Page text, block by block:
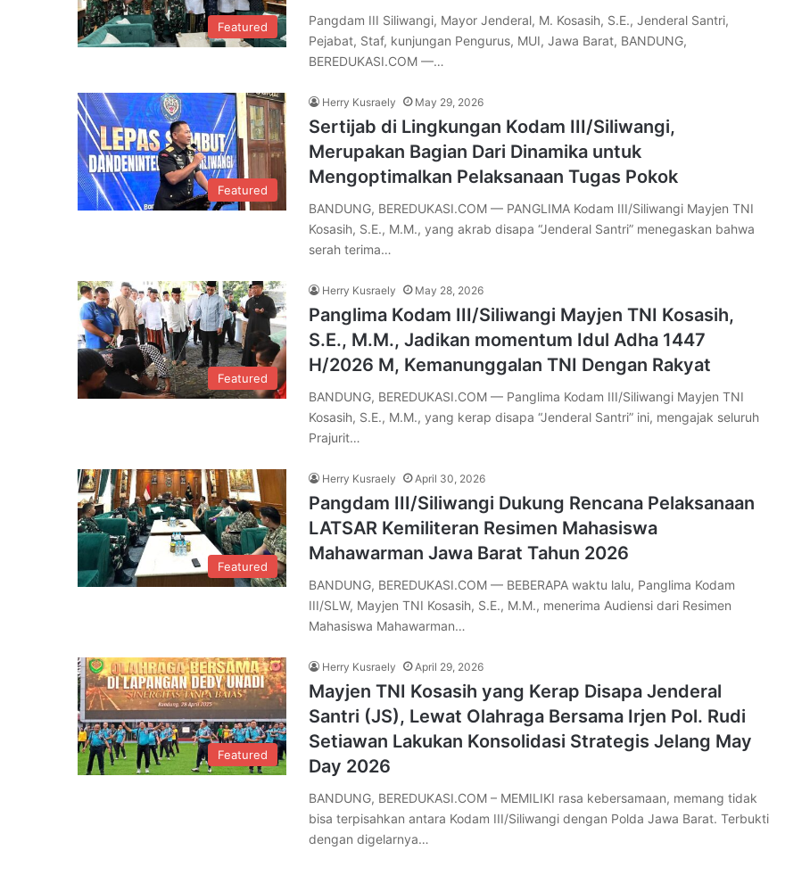
Featured
Pangdam III Siliwangi, Mayor Jenderal, M. Kosasih, S.E., Jenderal Santri,
Pejabat, Staf, kunjungan Pengurus, MUI, Jawa Barat, BANDUNG,
BEREDUKASI.COM —…
Featured
Herry Kusraely May 29, 2026
Sertijab di Lingkungan Kodam III/Siliwangi,
Merupakan Bagian Dari Dinamika untuk
Mengoptimalkan Pelaksanaan Tugas Pokok
BANDUNG, BEREDUKASI.COM — PANGLIMA Kodam III/Siliwangi Mayjen TNI
Kosasih, S.E., M.M., yang akrab disapa “Jenderal Santri” menegaskan bahwa
serah terima…
Featured
Herry Kusraely May 28, 2026
Panglima Kodam III/Siliwangi Mayjen TNI Kosasih,
S.E., M.M., Jadikan momentum Idul Adha 1447
H/2026 M, Kemanunggalan TNI Dengan Rakyat
BANDUNG, BEREDUKASI.COM — Panglima Kodam III/Siliwangi Mayjen TNI
Kosasih, S.E., M.M., yang kerap disapa “Jenderal Santri” ini, mengajak seluruh
Prajurit…
Featured
Herry Kusraely April 30, 2026
Pangdam III/Siliwangi Dukung Rencana Pelaksanaan
LATSAR Kemiliteran Resimen Mahasiswa
Mahawarman Jawa Barat Tahun 2026
BANDUNG, BEREDUKASI.COM — BEBERAPA waktu lalu, Panglima Kodam
III/SLW, Mayjen TNI Kosasih, S.E., M.M., menerima Audiensi dari Resimen
Mahasiswa Mahawarman…
Featured
Herry Kusraely April 29, 2026
Mayjen TNI Kosasih yang Kerap Disapa Jenderal
Santri (JS), Lewat Olahraga Bersama Irjen Pol. Rudi
Setiawan Lakukan Konsolidasi Strategis Jelang May
Day 2026
BANDUNG, BEREDUKASI.COM – MEMILIKI rasa kebersamaan, memang tidak
bisa terpisahkan antara Kodam III/Siliwangi dengan Polda Jawa Barat. Terbukti
dengan digelarnya…